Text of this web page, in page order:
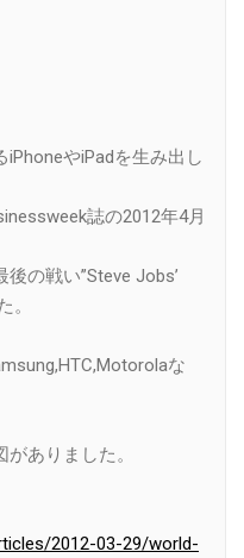
やiPadを生み出し
誌の2012年4月
の戦い”Steve Jobs’
。
な
ありました。
2012-03-29/world-